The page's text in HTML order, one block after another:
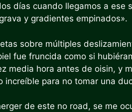
días cuando llegamos a ese
y gradientes empinados».
sobre múltiples
fue fruncida como si
media hora antes de oisin, y
para no tomar una
de este no road, se me